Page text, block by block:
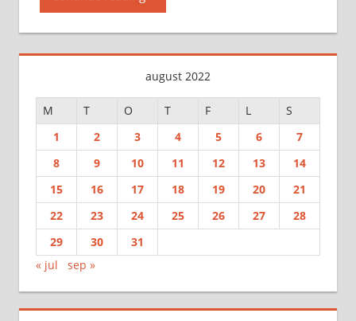
august 2022
M T O T F L
S
1
2 3 4 5 6
7
8
9 10 11 12 13
14
15
16 17 18 19 20
21
22
23 24 25 26 27
28
29
30
31
« jul
sep »